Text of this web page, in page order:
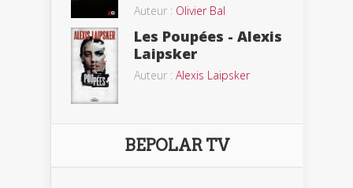
Auteur : Olivier Bal
Les Poupées - Alexis
Laipsker
Auteur : Alexis Laipsker
BEPOLAR TV